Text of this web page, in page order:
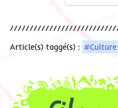
Article(s) taggé(s) :